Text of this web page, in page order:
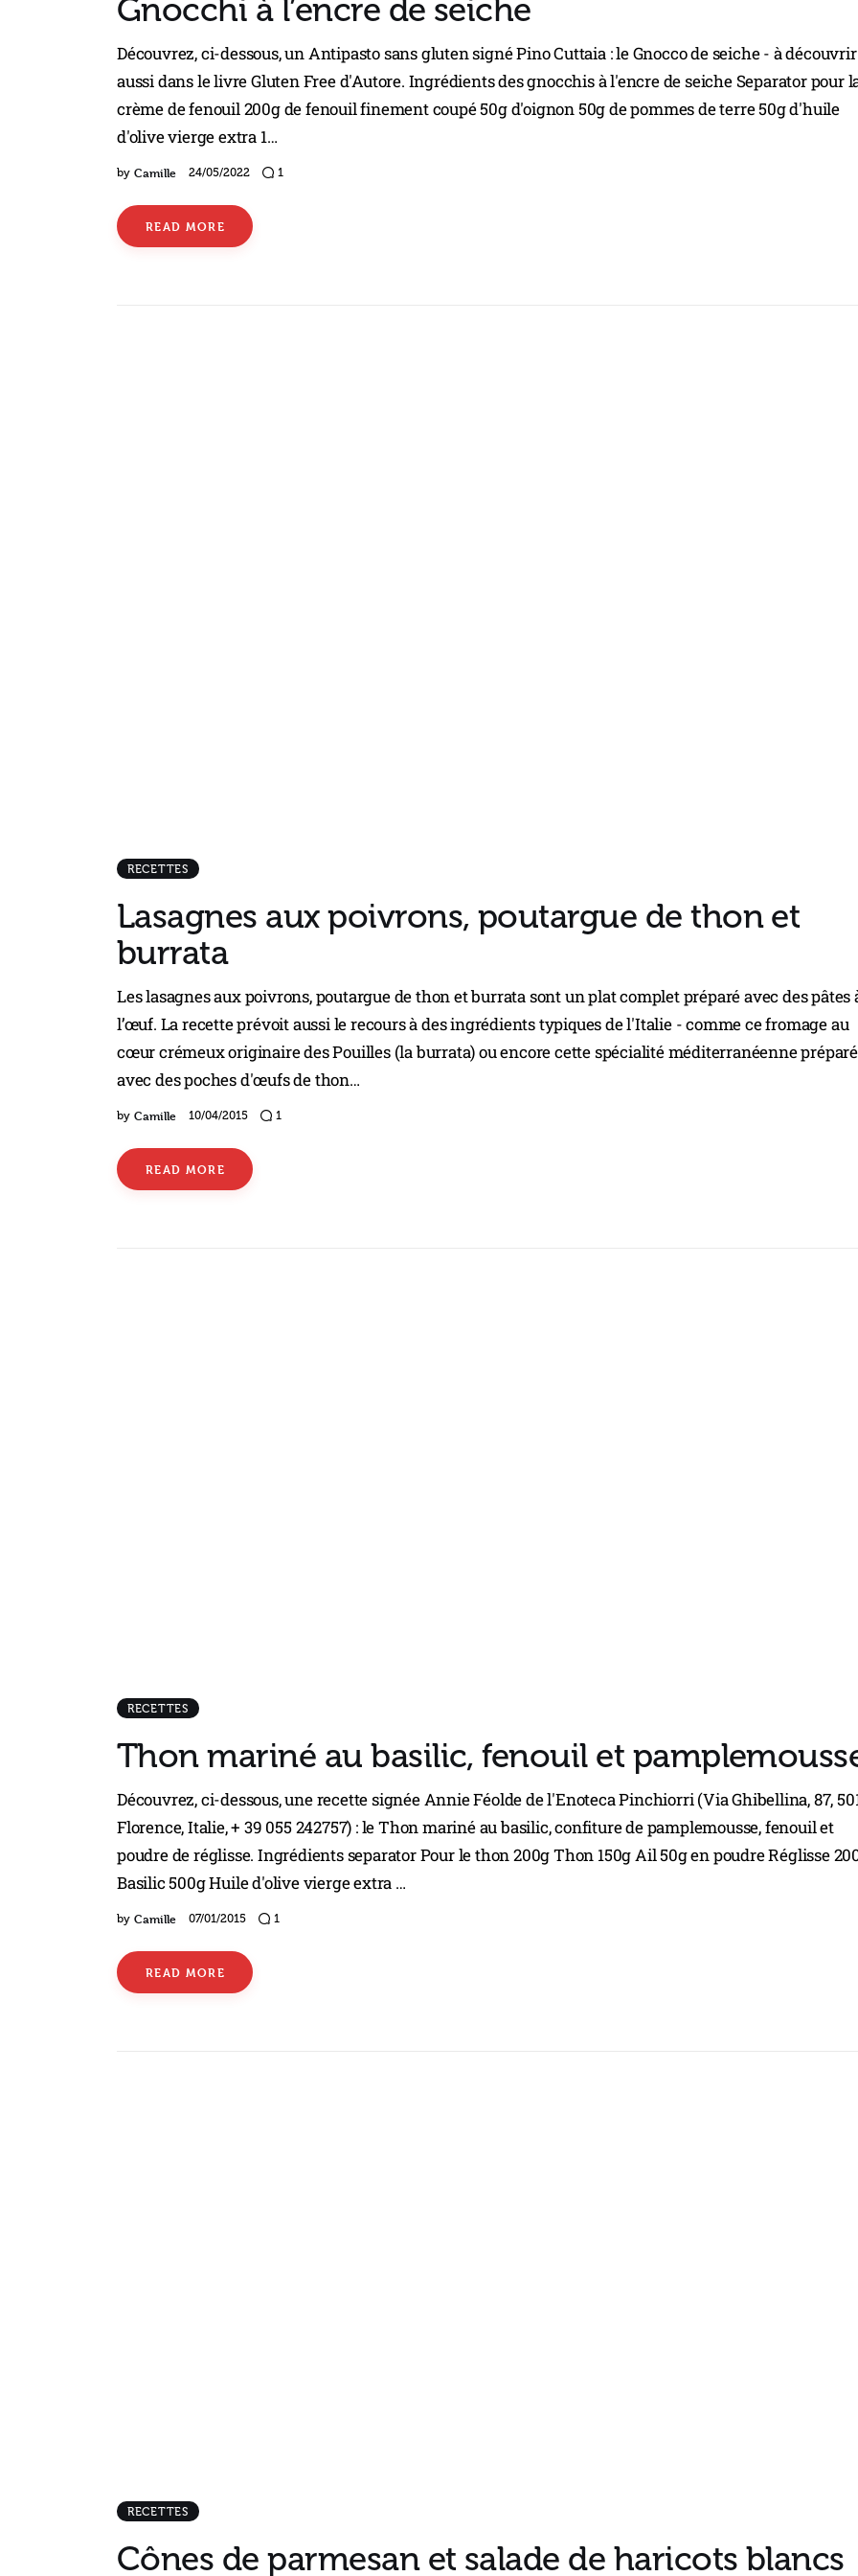
Gnocchi à l’encre de seiche
Découvrez, ci-dessous, un Antipasto sans gluten signé Pino Cuttaia : le Gnocco de seiche - à découvrir
aussi dans le livre Gluten Free d'Autore. Ingrédients des gnocchis à l'encre de seiche Separator pour
crème de fenouil 200g de fenouil finement coupé 50g d'oignon 50g de pommes de terre 50g d'huile
d'olive vierge extra 1…
by Camille 24/05/2022 1
READ MORE
RECETTES
Lasagnes aux poivrons, poutargue de thon et
burrata
Les lasagnes aux poivrons, poutargue de thon et burrata sont un plat complet préparé avec des pâtes
l’œuf. La recette prévoit aussi le recours à des ingrédients typiques de l'Italie - comme ce fromage au
cœur crémeux originaire des Pouilles (la burrata) ou encore cette spécialité méditerranéenne
avec des poches d'œufs de thon…
by Camille 10/04/2015 1
READ MORE
RECETTES
Thon mariné au basilic, fenouil et
Découvrez, ci-dessous, une recette signée Annie Féolde de l'Enoteca Pinchiorri (Via Ghibellina, 87,
Florence, Italie, + 39 055 242757) : le Thon mariné au basilic, confiture de pamplemousse, fenouil et
poudre de réglisse. Ingrédients separator Pour le thon 200g Thon 150g Ail 50g en poudre Réglisse
Basilic 500g Huile d'olive vierge extra …
by Camille 07/01/2015 1
READ MORE
RECETTES
Cônes de parmesan et salade de haricots blancs